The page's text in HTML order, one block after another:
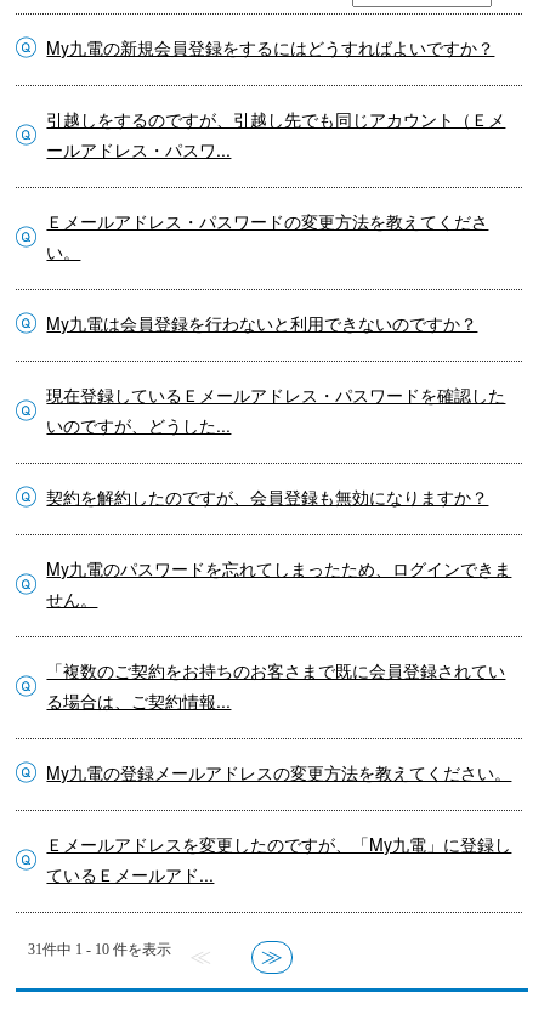
My九電の新規会員登録をするにはどうすればよいですか？
引越しをするのですが、引越し先でも同じアカウント（Ｅメ
ールアドレス・パスワ...
Ｅメールアドレス・パスワードの変更方法を教えてくださ
い。
My九電は会員登録を行わないと利用できないのですか？
現在登録しているＥメールアドレス・パスワードを確認した
いのですが、どうした...
契約を解約したのですが、会員登録も無効になりますか？
My九電のパスワードを忘れてしまったため、ログインできま
せん。
「複数のご契約をお持ちのお客さまで既に会員登録されてい
る場合は、ご契約情報...
My九電の登録メールアドレスの変更方法を教えてください。
Ｅメールアドレスを変更したのですが、「My九電」に登録し
ているＥメールアド...
31件中 1 - 10 件を表示 ≪ ≫